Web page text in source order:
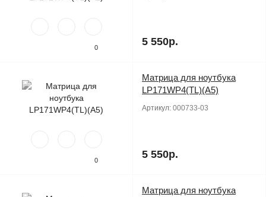
0 5 550р.
0
Матрица для ноутбука
LP171WP4(TL)(A5)
Артикул: 000733-03
5 550р.
Матрица для ноутбука